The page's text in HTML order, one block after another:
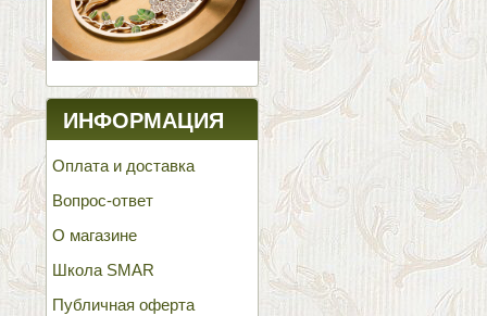
ИНФОРМАЦИЯ
Оплата и доставка
Вопрос-ответ
О магазине
Школа SMAR
Публичная оферта